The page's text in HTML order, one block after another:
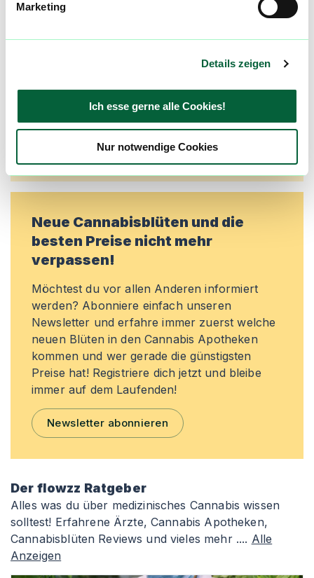
Marketing
Details zeigen
Ich esse gerne alle Cookies!
Nur notwendige Cookies
Alle wichtigen Daten und Fakten - täglich
machen. Melde dich an, um dir deine
exklusive Angebote zu erhalten!
Jetzt registrieren
Neue Cannabisblüten und die
besten Preise nicht mehr
verpassen!
Möchtest du vor allen Anderen informiert
werden? Abonniere einfach unseren
Newsletter und erfahre immer zuerst welche
neuen Blüten in den Cannabis Apotheken
kommen und wer gerade die günstigsten
Preise hat! Registriere dich jetzt und bleibe
immer auf dem Laufenden!
Newsletter abonnieren
Der flowzz Ratgeber
Alles was du über medizinisches Cannabis wissen
solltest! Erfahrene Ärzte, Cannabis Apotheken,
Cannabisblüten Reviews und vieles mehr .... Alle
Anzeigen